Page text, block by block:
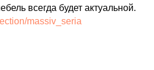
всегда будет актуальной.
massiv_seria